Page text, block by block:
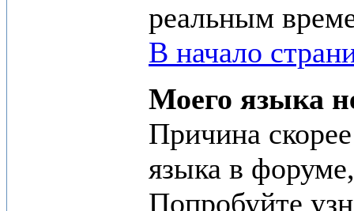
реальным
В начало
Моего языка
Причина
языка в
Попробуйте